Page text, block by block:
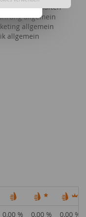
allgemein
allgemein
allgemein
0,00 % 0,00 % 0,00 %